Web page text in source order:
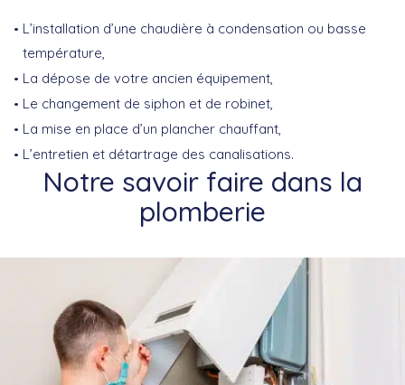
L’installation d’une chaudière à condensation ou basse
température,
La dépose de votre ancien équipement,
Le changement de siphon et de robinet,
La mise en place d’un plancher chauffant,
L’entretien et détartrage des canalisations.
Notre savoir faire dans la
plomberie